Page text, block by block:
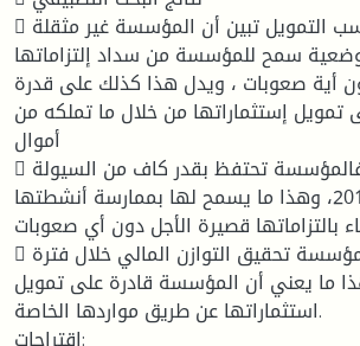
 من خلال حساب نسب التمويل تبين أن المؤسسة غير مثقلة
سمح للمؤسسة من سداد إلتزاماتها
أية صعوبات ، ويدل هذا كذلك على قدرة
إستثماراتها من خلال ما تملكه من
أموال
 بالنسبة للسيولة فالمؤسسة تحتفظ بقدر كاف من السيولة
خلال سنة 2012/2014، وهذا ما يسمح لها بممارسة أنشطتها
بالتزاماتها قصيرة الأجل دون أي صعوبات
 إستطاعت المؤسسة تحقيق التوازن المالي خلال فترة
ما يعني أن المؤسسة قادرة على تمويل
استثماراتها عن طريق مواردها الخاصة.